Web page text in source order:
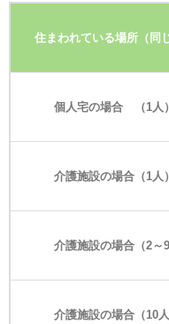
住まわれている場所（同
個人宅の場合 （1人）
介護施設の場合（1人）
介護施設の場合（2～9
介護施設の場合（10人